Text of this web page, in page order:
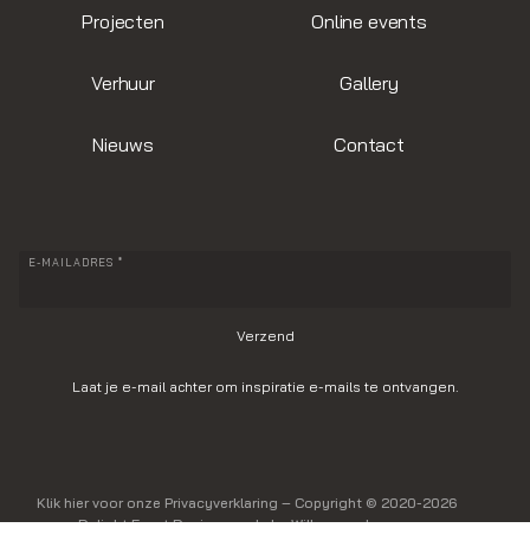
Projecten Online events
Verhuur Gallery
Nieuws Contact
E-MAILADRES *
Laat je e-mail achter om inspiratie e-mails te ontvangen.
Klik hier voor onze Privacyverklaring – Copyright © 2020-2026
Delight Event Design, made by Willem van Leunen